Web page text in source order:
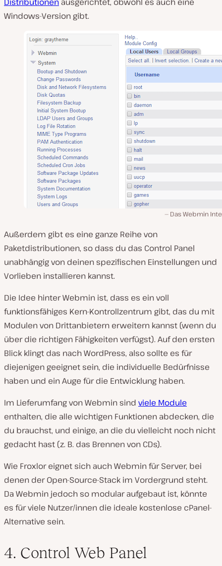
Windows-Version gibt.
Das Webmin
Außerdem gibt es eine ganze Reihe von
Paketdistributionen, so dass du das Control Panel
unabhängig von deinen spezifischen Einstellungen und
Vorlieben installieren kannst.
Die Idee hinter Webmin ist, dass es ein voll
funktionsfähiges Kern-Kontrollzentrum gibt, das du mit
Modulen von Drittanbietern erweitern kannst (wenn du
über die richtigen Fähigkeiten verfügst). Auf den ersten
Blick klingt das nach WordPress, also sollte es für
diejenigen geeignet sein, die individuelle Bedürfnisse
haben und ein Auge für die Entwicklung haben.
Im Lieferumfang von Webmin sind viele Module
enthalten, die alle wichtigen Funktionen abdecken, die
du brauchst, und einige, an die du vielleicht noch nicht
gedacht hast (z. B. das Brennen von CDs).
Wie Froxlor eignet sich auch Webmin für Server, bei
denen der Open-Source-Stack im Vordergrund steht.
Da Webmin jedoch so modular aufgebaut ist, könnte
es für viele Nutzer/innen die ideale kostenlose cPanel-
Alternative sein.
4. Control Web Panel